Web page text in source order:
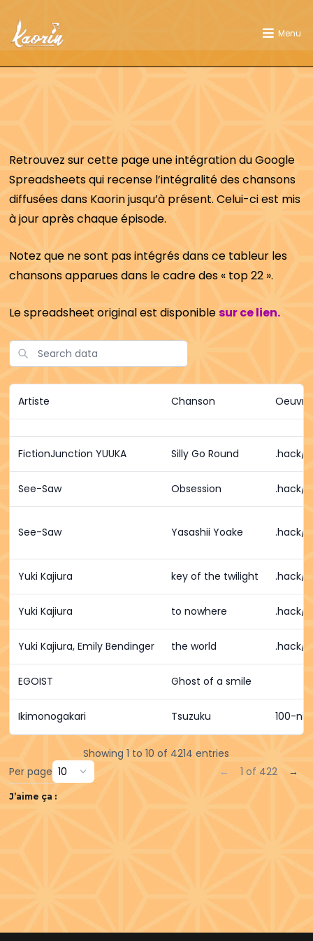
Menu
Retrouvez sur cette page une intégration du Google
Spreadsheets qui recense l’intégralité des chansons
diffusées dans Kaorin jusqu’à présent. Celui-ci est mis
à jour après chaque épisode.
Notez que ne sont pas intégrés dans ce tableur les
chansons apparues dans le cadre des « top 22 ».
Le spreadsheet original est disponiblesur ce lien.
Artiste Chanson Oeuvre
FictionJunction YUUKA Silly Go Round .hack//
See-Saw Obsession .hack//
See-Saw Yasashii Yoake .hack//
Yuki Kajiura key of the twilight .hack//
Yuki Kajiura to nowhere .hack//
Yuki Kajiura, Emily Bendinger the world .hack//
EGOIST Ghost of a smile
Ikimonogakari Tsuzuku 100-
Showing 1 to 10 of 4214 entries
Per page
← 1 of 422 →
J’aime ça :